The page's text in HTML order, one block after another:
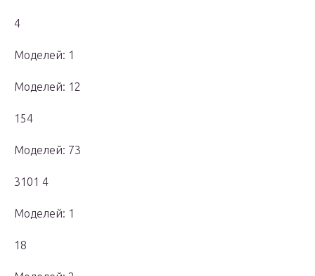
4
Моделей: 1
Моделей: 12
154
Моделей: 73
3101 4
Моделей: 1
18